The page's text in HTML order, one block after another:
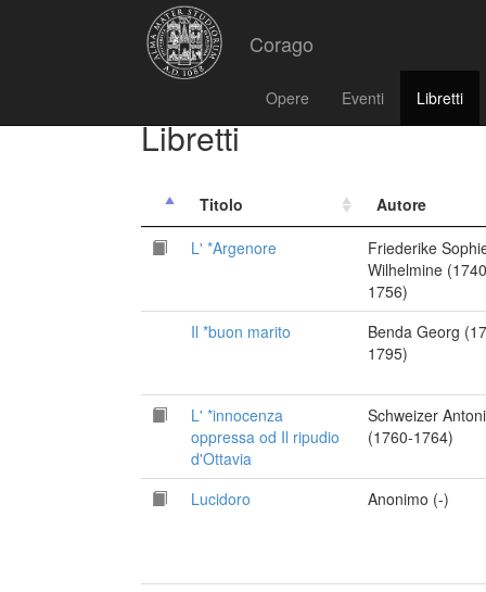
Corago
Opere Eventi Libretti
Libretti
Titolo
Autore
L' *Argenore
Friederike
Wilhelmine
1756)
Il *buon marito
Benda Georg
1795)
L' *innocenza
oppressa od Il ripudio
d'Ottavia
Schweizer
(1760-1764)
Lucidoro Anonimo (-)